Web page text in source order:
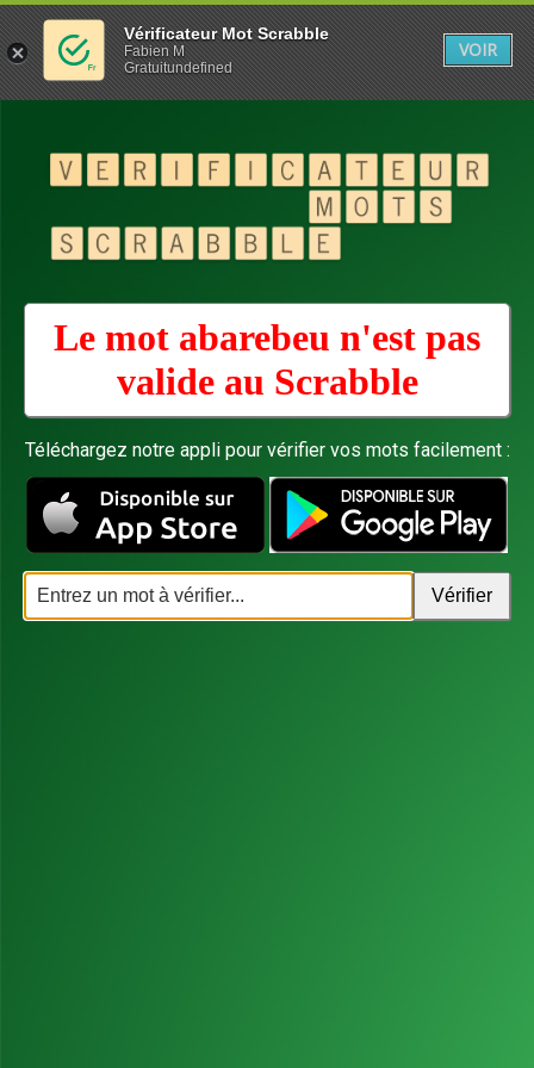
Le mot abarebeu n'est pas
valide au Scrabble
Téléchargez notre appli pour vérifier vos mots facilement :
Vérificateur Mot Scrabble
Fabien M
Gratuitundefined
VOIR